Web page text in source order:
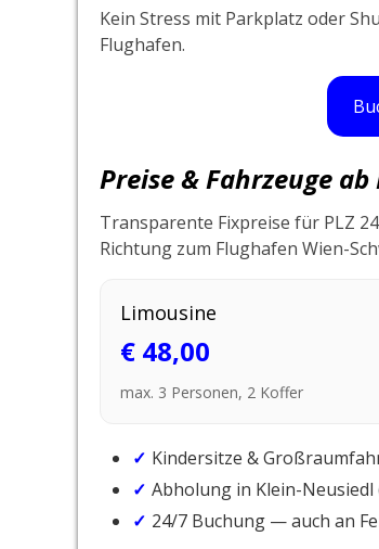
Kein Stress mit Parkplatz oder
Flughafen.
Preise & Fahrzeuge
Transparente Fixpreise für PLZ
Richtung zum Flughafen Wien-
Limousine
€ 48,00
max. 3 Personen, 2 Koffer
Kindersitze &
Abholung in Klein-Neusiedl
24/7 Buchung — auch an